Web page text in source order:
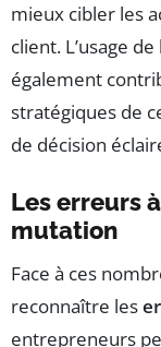
mieux cibler les
client. L’usage
également
stratégiques de
de décision
Les erreurs
mutation
Face à ces
reconnaître les
entrepreneurs